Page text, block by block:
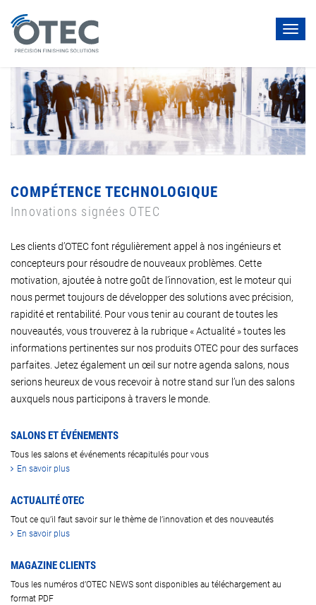
COMPÉTENCE TECHNOLOGIQUE
Innovations signées OTEC
Les clients d’OTEC font régulièrement appel à nos ingénieurs et
concepteurs pour résoudre de nouveaux problèmes. Cette
motivation, ajoutée à notre goût de l’innovation, est le moteur qui
nous permet toujours de développer des solutions avec précision,
rapidité et rentabilité. Pour vous tenir au courant de toutes les
nouveautés, vous trouverez à la rubrique « Actualité » toutes les
informations pertinentes sur nos produits OTEC pour des surfaces
parfaites. Jetez également un œil sur notre agenda salons, nous
serions heureux de vous recevoir à notre stand sur l’un des salons
auxquels nous participons à travers le monde.
SALONS ET ÉVÉNEMENTS
Tous les salons et événements récapitulés pour vous
En savoir plus
ACTUALITÉ OTEC
Tout ce qu’il faut savoir sur le thème de l’innovation et des nouveautés
En savoir plus
MAGAZINE CLIENTS
Tous les numéros d’OTEC NEWS sont disponibles au téléchargement au
format PDF